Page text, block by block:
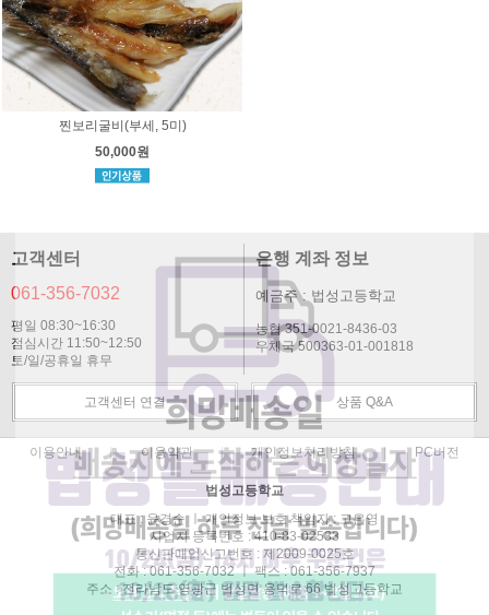
찐보리굴비(부세, 5미)
50,000원
고객센터
061-356-7032
평일 08:30~16:30
점심시간 11:50~12:50
토/일/공휴일 휴무
은행 계좌 정보
예금주 : 법성고등학교
농협 351-0021-8436-03
우체국 500363-01-001818
고객센터 연결 상품 Q&A
이용안내 이용약관 개인정보처리방침 PC버전
법성고등학교
대표 : 윤경순 ㅣ 개인정보 보호 책임자 : 고은영
사업자 등록번호 : 410-83-02533
통신판매업신고번호 : 제2009-0025호
전화 : 061-356-7032 ㅣ 팩스 : 061-356-7937
주소 : 전라남도 영광군 법성면 용덕로 66 법성고등학교